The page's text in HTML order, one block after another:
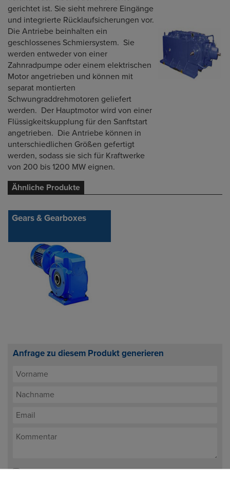
gerichtet ist. Sie sieht mehrere Eingänge
und integrierte Rücklaufsicherungen vor.
Die Antriebe beinhalten ein
geschlossenes Schmiersystem. Sie
werden entweder von einer
Zahnradpumpe oder einem elektrischen
Motor angetrieben und können mit
separat montierten
Schwungraddrehmotoren geliefert
werden. Der Hauptmotor wird von einer
Flüssigkeitskupplung für den Sanftstart
angetrieben. Die Antriebe können in
unterschiedlichen Größen gefertigt
werden, sodass sie sich für Kraftwerke
von 200 bis 1200 MW eignen.
Ähnliche Produkte
Gears & Gearboxes
Anfrage zu diesem Produkt generieren
Ich stimme der Verarbeitung meiner Daten zum